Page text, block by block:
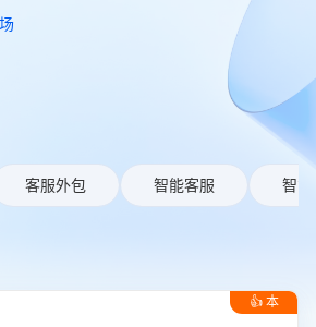
客服外包 智能客服 智能
👍 本